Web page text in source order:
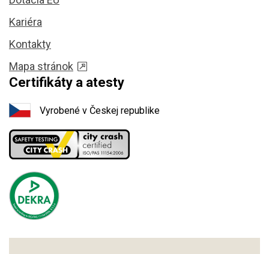
Kariéra
Kontakty
Mapa stránok
Certifikáty a atesty
Vyrobené v Českej republike